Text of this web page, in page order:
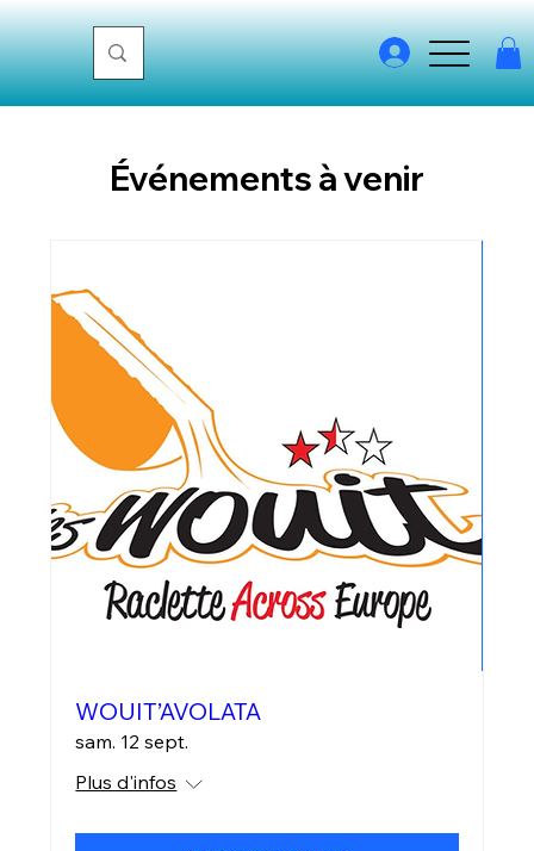
Événements à venir
WOUIT’AVOLATA
sam. 12 sept.
Plus d'infos